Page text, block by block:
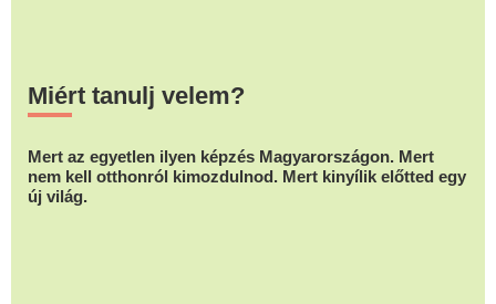
Miért tanulj velem?
Mert az egyetlen ilyen képzés Magyarországon. Mert
nem kell otthonról kimozdulnod. Mert kinyílik előtted egy
új világ.